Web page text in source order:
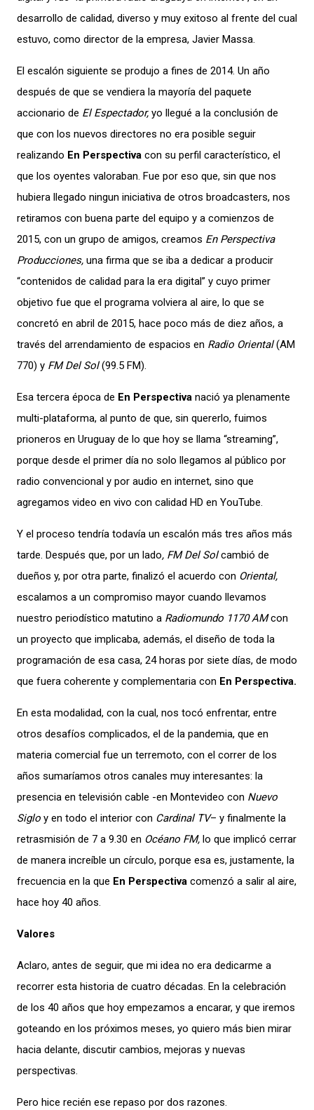
desarrollo de calidad, diverso y muy exitoso al frente del cual
estuvo, como director de la empresa, Javier Massa.
El escalón siguiente se produjo a fines de 2014. Un año
después de que se vendiera la mayoría del paquete
accionario de El Espectador, yo llegué a la conclusión de
que con los nuevos directores no era posible seguir
realizando En Perspectiva con su perfil característico, el
que los oyentes valoraban. Fue por eso que, sin que nos
hubiera llegado ningun iniciativa de otros broadcasters, nos
retiramos con buena parte del equipo y a comienzos de
2015, con un grupo de amigos, creamos En Perspectiva
Producciones, una firma que se iba a dedicar a producir
“contenidos de calidad para la era digital” y cuyo primer
objetivo fue que el programa volviera al aire, lo que se
concretó en abril de 2015, hace poco más de diez años, a
través del arrendamiento de espacios en Radio Oriental(AM
770) y FM Del Sol(99.5 FM).
Esa tercera época de En Perspectiva nació ya plenamente
multi-plataforma, al punto de que, sin quererlo, fuimos
prioneros en Uruguay de lo que hoy se llama “streaming”,
porque desde el primer día no solo llegamos al público por
radio convencional y por audio en internet, sino que
agregamos video en vivo con calidad HD en YouTube.
Y el proceso tendría todavía un escalón más tres años más
tarde. Después que, por un lado, FM Del Solcambió de
dueños y, por otra parte, finalizó el acuerdo con Oriental,
escalamos a un compromiso mayor cuando llevamos
nuestro periodístico matutino a Radiomundo 1170 AMcon
un proyecto que implicaba, además, el diseño de toda la
programación de esa casa, 24 horas por siete días, de modo
que fuera coherente y complementaria con En Perspectiva.
En esta modalidad, con la cual, nos tocó enfrentar, entre
otros desafíos complicados, el de la pandemia, que en
materia comercial fue un terremoto, con el correr de los
años sumaríamos otros canales muy interesantes: la
presencia en televisión cable -en Montevideo con Nuevo
Siglo y en todo el interior con Cardinal TV– y finalmente la
retrasmisión de 7 a 9.30 en Océano FM, lo que implicó cerrar
de manera increíble un círculo, porque esa es, justamente, la
frecuencia en la que En Perspectiva comenzó a salir al aire,
hace hoy 40 años.
Valores
Aclaro, antes de seguir, que mi idea no era dedicarme a
recorrer esta historia de cuatro décadas. En la celebración
de los 40 años que hoy empezamos a encarar, y que iremos
goteando en los próximos meses, yo quiero más bien mirar
hacia delante, discutir cambios, mejoras y nuevas
perspectivas.
Pero hice recién ese repaso por dos razones.